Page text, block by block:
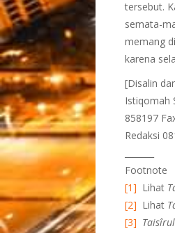
tersebut.
semata-
memang
karena
[Disalin
Istiqomah
858197
Redaksi
Footnote
[1] Lihat
[2] Lihat
[3]